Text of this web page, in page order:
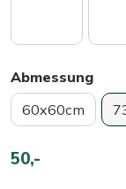
Abmessung
60x60cm
50,-